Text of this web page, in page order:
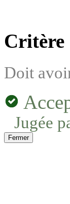
Critère
Doit
Jugée
Fermer